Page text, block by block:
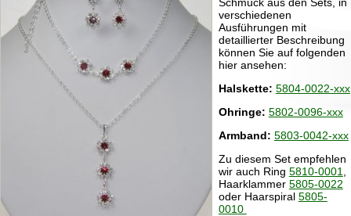
verschiedenen
Ausführungen mit
detaillierter Beschreibung
können Sie auf folgenden
hier ansehen:
Halskette: 5804-0022-xxx
Ohringe: 5802-0096-xxx
Armband: 5803-0042-xxx
Zu diesem Set empfehlen
wir auch Ring 5810-0001
Haarklammer 5805-0022
oder Haarspiral 5805-
0010